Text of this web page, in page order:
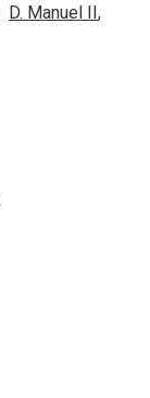
D. Manuel II